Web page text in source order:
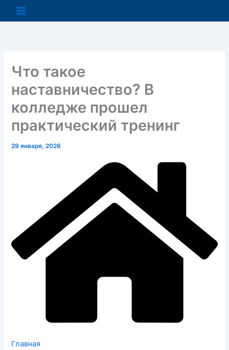
Перейти
Что такое
наставничество? В
колледже прошел
практический тренинг
29 января, 2026
Главная